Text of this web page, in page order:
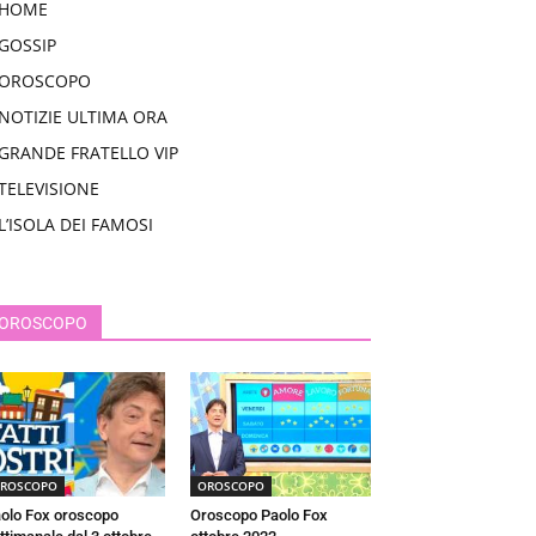
HOME
GOSSIP
NOTIZIE ULTIMA ORA
GRANDE FRATELLO VIP
L’ISOLA DEI FAMOSI
OROSCOPO
Fox oroscopo
OROSCOPO
Oroscopo Paolo Fox